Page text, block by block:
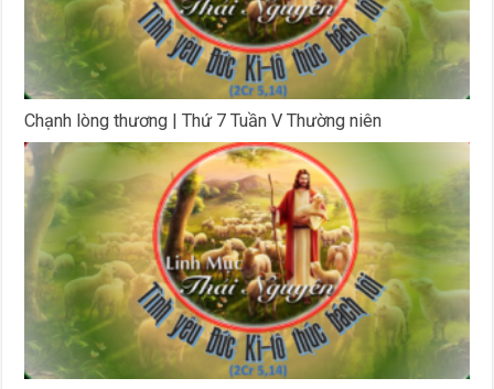
Chạnh lòng thương | Thứ 7 Tuần V Thường niên